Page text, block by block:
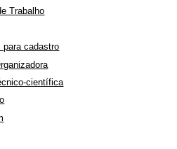
Trabalho
para cadastro
científica